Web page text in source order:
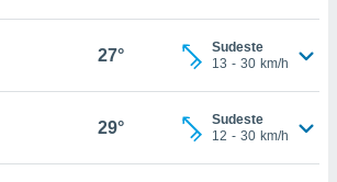
27°
Sudeste
13 - 30 km/h
29°
Sudeste
12 - 30 km/h